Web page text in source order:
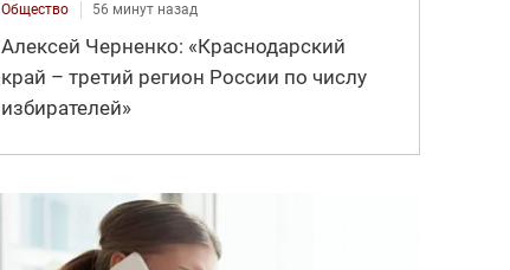
Общество 56 минут назад
Алексей Черненко: «Краснодарский
край – третий регион России по числу
избирателей»